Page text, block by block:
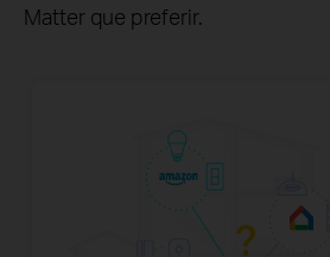
Matter que preferir.